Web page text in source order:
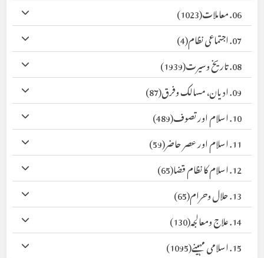
06. معاملات
(1023)
07. اجتماعی نظام
(4)
08. تاریخ وسیرت
(1939)
09. ادیان، مسالک وفرق
(87)
10. اسلام اور تصوف
(489)
11. اسلام اور عصر حاضر
(59)
12. اسلام کا نظام قضا
(65)
13. حلال وحرام
(65)
14. علاج ومعالجہ
(130)
15. اسلامی مہینے
(1095)